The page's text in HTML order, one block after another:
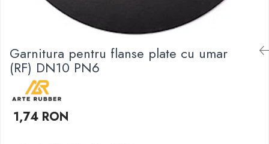
Garnituri racord filetat
Garnituri tip flanse
Pentru etansari cu gauri de trecere a
prezoanelor (full face) conform DIN
86071
Pentru flanse plate cu umar (RF) conform
DIN 2690
Garnitura pentru flanse plate cu umar
(RF) DN10 PN6
1,74 RON